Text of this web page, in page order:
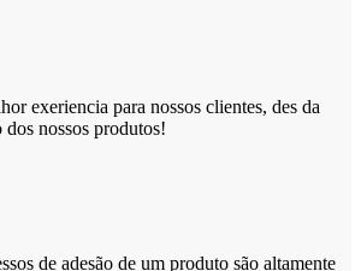
exeriencia para nossos clientes, des da
nossos produtos!
de adesão de um produto são altamente